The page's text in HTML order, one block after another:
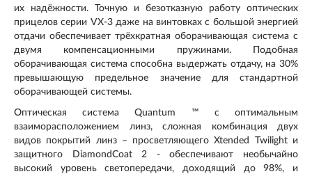
их надёжности. Точную и безотказную работу оптических
прицелов серии VX-3 даже на винтовках с большой энергией
отдачи обеспечивает трёхкратная оборачивающая система с
двумя компенсационными пружинами. Подобная
оборачивающая система способна выдержать отдачу, на 30%
превышающую предельное значение для стандартной
оборачивающей системы.
Оптическая система Quantum ™ с оптимальным
взаиморасположением линз, сложная комбинация двух
видов покрытий линз – просветляющего Xtended Twilight и
защитного DiamondCoat 2 - обеспечивают необычайно
высокий уровень светопередачи, доходящий до 98%, и